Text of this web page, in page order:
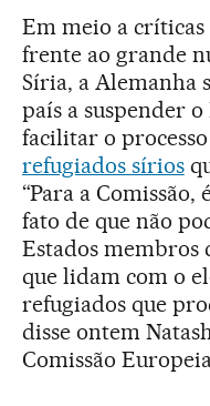
Em meio a críticas
frente ao grande
Síria, a Alemanha
país a suspender
facilitar o
refugiados sírios
“Para a
fato de que não
Estados membros
que lidam com o
refugiados que
disse ontem
Comissão